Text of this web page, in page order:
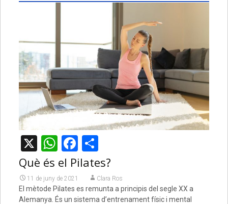
X WhatsApp
Facebook
Comparteix
Què és el Pilates?
11 de juny de 2021 Clara Ros
El mètode Pilates es remunta a principis del segle XX a
Alemanya. És un sistema d’entrenament físic i mental